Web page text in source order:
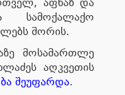
სამოქალაქო
შორის.
მოსამართლე
აღკვეთის
შეუფარდა.